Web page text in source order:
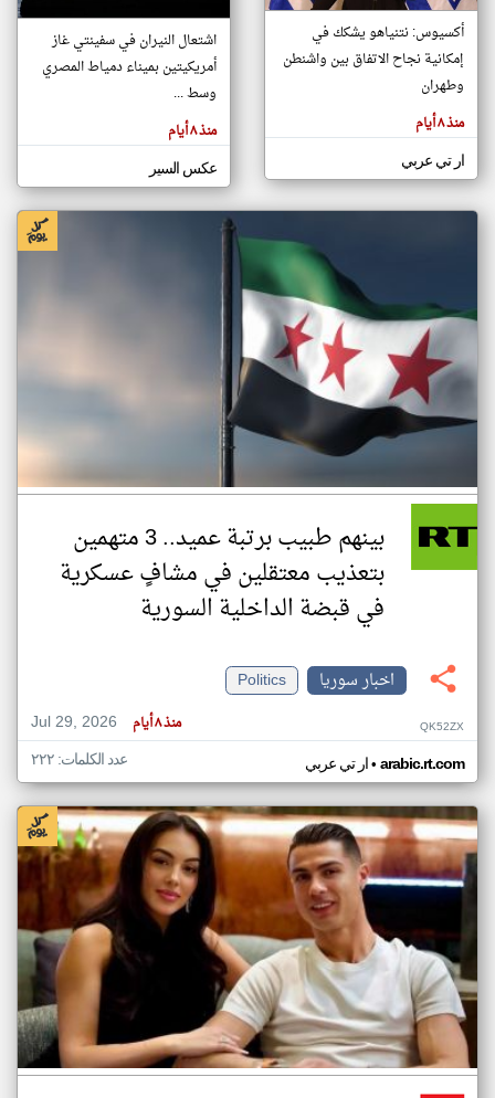
تغيير الدولة
مصادر الأخبار من سوريا
اخبار سوريا على مدار الساعة
أهم اخبار سوريا العاجلة والمباشرة
المقالات
الموجوده
هنا عن
وجهة
كاتبيها.
أكسيوس: نتنياهو يشكك في
إمكانية نجاح الاتفاق بين واشنطن
وطهران
منذ ٨ أيام
ار تي عربي
اشتعال النيران في سفينتي غاز
أمريكيتين بميناء دمياط المصري
وسط ...
منذ ٨ أيام
عكس السير
بينهم طبيب برتبة عميد.. 3 متهمين
بتعذيب معتقلين في مشافٍ عسكرية
في قبضة الداخلية السورية
اخبار سوريا
Politics
Jul 29, 2026
منذ ٨ أيام QK52ZX
ار تي عربي• arabic.rt.com عدد الكلمات: ٢٢٢
klyoum.com